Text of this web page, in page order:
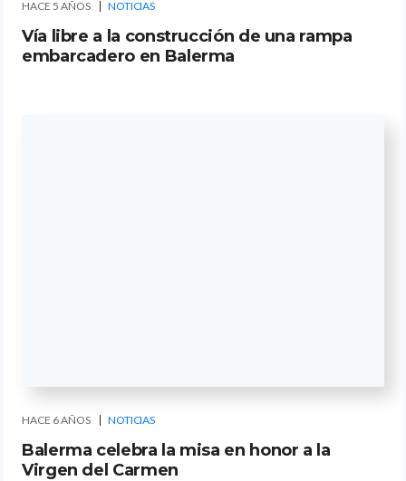
HACE 5 AÑOS NOTICIAS
Vía libre a la construcción de una rampa
embarcadero en Balerma
HACE 6 AÑOS NOTICIAS
Balerma celebra la misa en honor a la
Virgen del Carmen